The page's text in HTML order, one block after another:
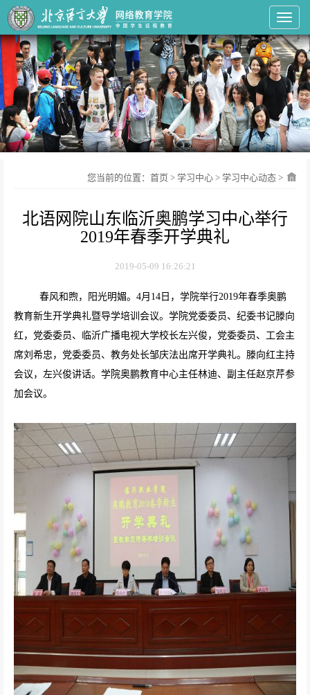
Toggle
您当前的位置： 首页 > 学习中心 > 学习中心动态 >
北语网院山东临沂奥鹏学习中心举行
2019年春季开学典礼
2019-05-09 16:26:21
春风和煦，阳光明媚。4月 14 日，学院举行2019年春季奥鹏
教育新生开学典礼暨导学培训会议。学院党委委员、纪委书记滕向
红，党委委员、临沂广播电视大学校长左兴俊，党委委员、工会主
席刘希忠，党委委员、教务处长邹庆法出席开学典礼。滕向红主持
会议，左兴俊讲话。学院奥鹏教育中心主任林迪、副主任赵京芹参
加会议。